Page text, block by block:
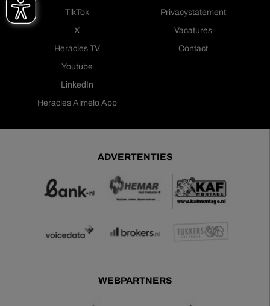
TikTok
X
Heracles TV
Youtube
LinkedIn
Heracles Almelo App
Privacystatement
Vacatures
Contact
ADVERTENTIES
WEBPARTNERS